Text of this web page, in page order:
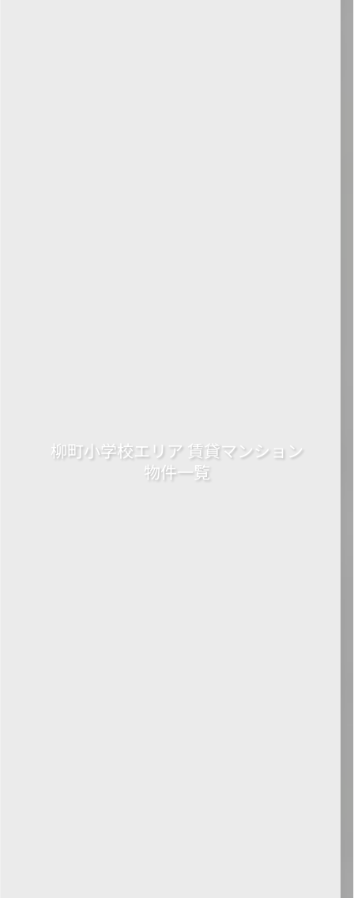
柳町小学校エリア 賃貸マンション
物件一覧